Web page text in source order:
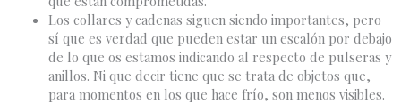
Los collares y cadenas siguen siendo importantes, pero
sí que es verdad que pueden estar un escalón por debajo
de lo que os estamos indicando al respecto de pulseras y
anillos. Ni que decir tiene que se trata de objetos que,
para momentos en los que hace frío, son menos visibles.